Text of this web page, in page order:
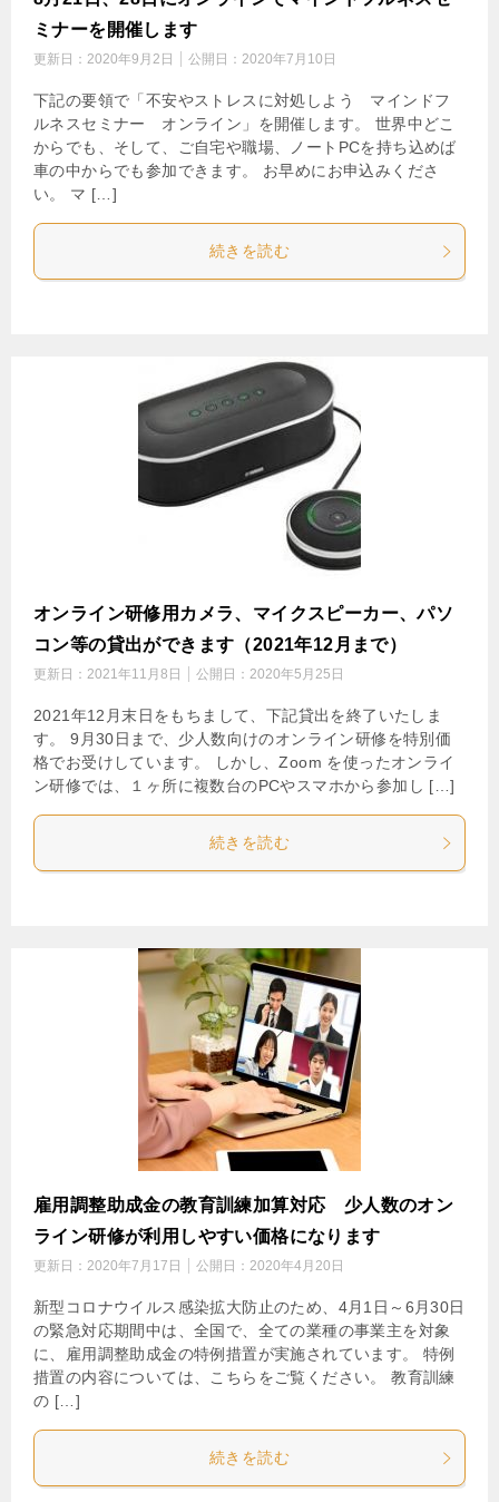
ミナーを開催します
更新日： 2020年9月2日 公開日： 2020年7月10日
下記の要領で「不安やストレスに対処しよう マインドフ
ルネスセミナー オンライン」を開催します。 世界中どこ
からでも、そして、ご自宅や職場、ノートPCを持ち込めば
車の中からでも参加できます。 お早めにお申込みくださ
い。 マ […]
続きを読む
オンライン研修用カメラ、マイクスピーカー、パソ
コン等の貸出ができます（2021年12月まで）
更新日： 2021年11月8日 公開日： 2020年5月25日
2021年12月末日をもちまして、下記貸出を終了いたしま
す。 9月30日まで、少人数向けのオンライン研修を特別価
格でお受けしています。 しかし、Zoom を使ったオンライ
ン研修では、１ヶ所に複数台のPCやスマホから参加し […]
続きを読む
雇用調整助成金の教育訓練加算対応 少人数のオン
ライン研修が利用しやすい価格になります
更新日： 2020年7月17日 公開日： 2020年4月20日
新型コロナウイルス感染拡大防止のため、4月1日～6月30日
の緊急対応期間中は、全国で、全ての業種の事業主を対象
に、雇用調整助成金の特例措置が実施されています。 特例
措置の内容については、こちらをご覧ください。 教育訓練
の […]
続きを読む